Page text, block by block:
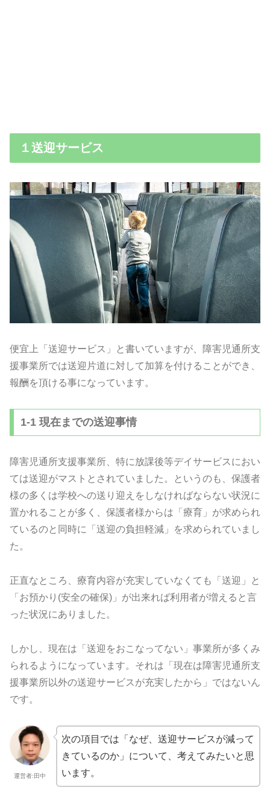
１送迎サービス
便宜上「送迎サービス」と書いていますが、障害児通所支
援事業所では送迎片道に対して加算を付けることができ、
報酬を頂ける事になっています。
1-1 現在までの送迎事情
障害児通所支援事業所、特に放課後等デイサービスにおい
ては送迎がマストとされていました。というのも、保護者
様の多くは学校への送り迎えをしなければならない状況に
置かれることが多く、保護者様からは「療育」が求められ
ているのと同時に「送迎の負担軽減」を求められていまし
た。
正直なところ、療育内容が充実していなくても「送迎」と
「お預かり(安全の確保)」が出来れば利用者が増えると言
った状況にありました。
しかし、現在は「送迎をおこなってない」事業所が多くみ
られるようになっています。それは「現在は障害児通所支
援事業所以外の送迎サービスが充実したから」ではないん
です。
運営者:田中
次の項目では「なぜ、送迎サービスが減って
きているのか」について、考えてみたいと思
います。